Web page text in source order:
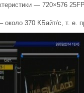
— 720×576
около 370 КБайт/с, т. е.